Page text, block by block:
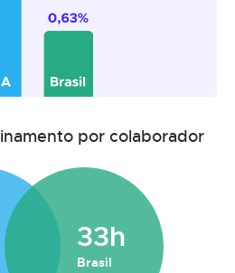
por colaborador
33h
Brasil